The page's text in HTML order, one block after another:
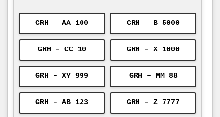
GRH – AA 100 GRH – B 5000
GRH – CC 10 GRH – X 1000
GRH – XY 999 GRH – MM 88
GRH – AB 123 GRH – Z 7777